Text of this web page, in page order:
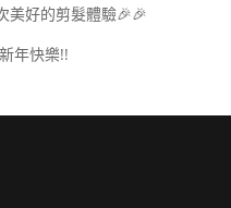
美好的剪髮體驗🎉🎉
年快樂!!